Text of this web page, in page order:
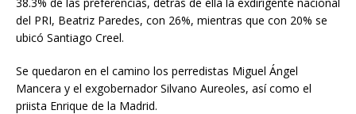
del PRI, Beatriz Paredes, con 26%, mientras que con 20% se
ubicó Santiago Creel.
Se quedaron en el camino los perredistas Miguel Ángel
Mancera y el exgobernador Silvano Aureoles, así como el
priista Enrique de la Madrid.